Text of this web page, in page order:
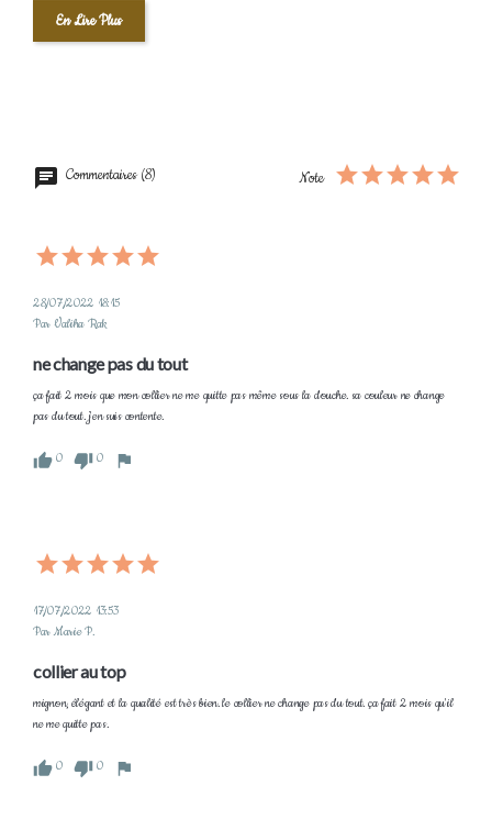
En Lire Plus
Commentaires (8) Note
28/07/2022 18:15
Par Valiha Rak
ne change pas du tout
ça fait 2 mois que mon collier ne me quitte pas même sous la douche. sa couleur ne change
pas du tout. j'en suis contente.
0 0
17/07/2022 13:53
Par Marie P.
collier au top
mignon, élégant et la qualité est très bien. le collier ne change pas du tout. ça fait 2 mois qu'il
ne me quitte pas.
0 0